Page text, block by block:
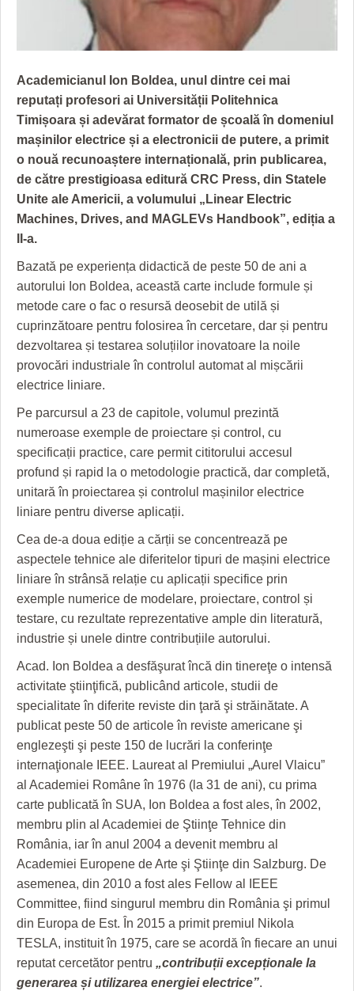
GRĂDINA TAICII DOMNULUI
ZIARISTU’ DE TERASĂ
FINANŢĂRI DE LA A LA Z
PE SURSE
CRONICĂ DE FILM
UNDE MERGEM
CLIPURI VIDEO
JOCURI ONLINE
ACCIDENTE
ANUNŢURI
CULTURA
INVATAMANT
JUSTITIE
FILME DOCUMENTARE
JOCURI ONLINE
FARMACII DIN TIMIŞOARA
HARTA TIMIŞOAREI
LICEE, ŞCOLI ŞI GRĂDINIŢE DIN TIMIŞ
PRIMĂRIILE DIN TIMIŞ
SFATUL MEDICULUI
SFATURI JURIDICE
Academicianul Ion Boldea, unul dintre cei mai
reputați profesori ai Universității Politehnica
Timișoara și adevărat formator de școală în domeniul
mașinilor electrice și a electronicii de putere, a primit
o nouă recunoaștere internațională, prin publicarea,
de către prestigioasa editură CRC Press, din Statele
Unite ale Americii, a volumului „Linear Electric
Machines, Drives, and MAGLEVs Handbook”, ediția a
II-a.
Bazată pe experiența didactică de peste 50 de ani a
autorului Ion Boldea, această carte include formule și
metode care o fac o resursă deosebit de utilă și
cuprinzătoare pentru folosirea în cercetare, dar și pentru
dezvoltarea și testarea soluțiilor inovatoare la noile
provocări industriale în controlul automat al mișcării
electrice liniare.
Pe parcursul a 23 de capitole, volumul prezintă
numeroase exemple de proiectare și control, cu
specificații practice, care permit cititorului accesul
profund și rapid la o metodologie practică, dar completă,
unitară în proiectarea și controlul mașinilor electrice
liniare pentru diverse aplicații.
Cea de-a doua ediție a cărții se concentrează pe
aspectele tehnice ale diferitelor tipuri de mașini electrice
liniare în strânsă relație cu aplicații specifice prin
exemple numerice de modelare, proiectare, control și
testare, cu rezultate reprezentative ample din literatură,
industrie și unele dintre contribuțiile autorului.
Acad. Ion Boldea a desfăşurat încă din tinereţe o intensă
activitate ştiinţifică, publicând articole, studii de
specialitate în diferite reviste din ţară şi străinătate. A
publicat peste 50 de articole în reviste americane şi
englezeşti şi peste 150 de lucrări la conferinţe
internaţionale IEEE. Laureat al Premiului „Aurel Vlaicu”
al Academiei Române în 1976 (la 31 de ani), cu prima
carte publicată în SUA, Ion Boldea a fost ales, în 2002,
membru plin al Academiei de Ştiinţe Tehnice din
România, iar în anul 2004 a devenit membru al
Academiei Europene de Arte şi Ştiinţe din Salzburg. De
asemenea, din 2010 a fost ales Fellow al IEEE
Committee, fiind singurul membru din România şi primul
din Europa de Est. În 2015 a primit premiul Nikola
TESLA, instituit în 1975, care se acordă în fiecare an unui
reputat cercetător pentru „contribuții excepționale la
generarea și utilizarea energiei electrice”.